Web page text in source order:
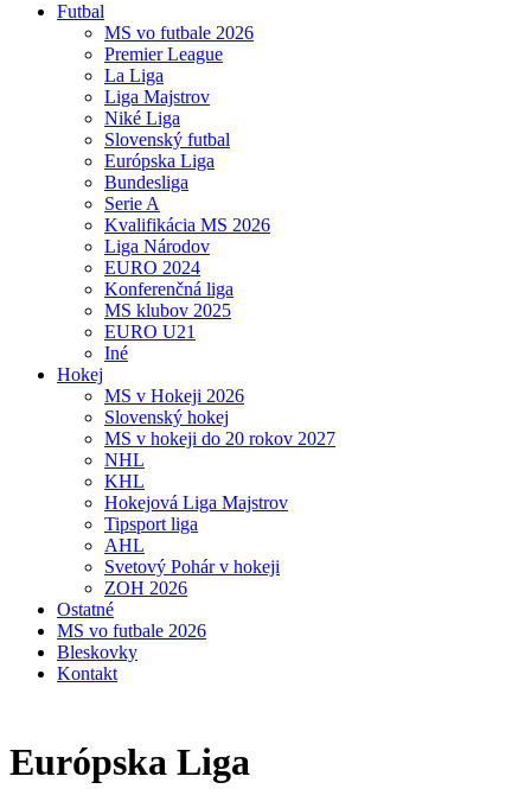
Futbal
MS vo futbale 2026
Premier League
La Liga
Liga Majstrov
Niké Liga
Slovenský futbal
Európska Liga
Bundesliga
Serie A
Kvalifikácia MS 2026
Liga Národov
EURO 2024
Konferenčná liga
MS klubov 2025
EURO U21
Iné
Hokej
MS v Hokeji 2026
Slovenský hokej
MS v hokeji do 20 rokov 2027
NHL
KHL
Hokejová Liga Majstrov
Tipsport liga
AHL
Svetový Pohár v hokeji
ZOH 2026
Ostatné
MS vo futbale 2026
Bleskovky
Kontakt
Európska Liga